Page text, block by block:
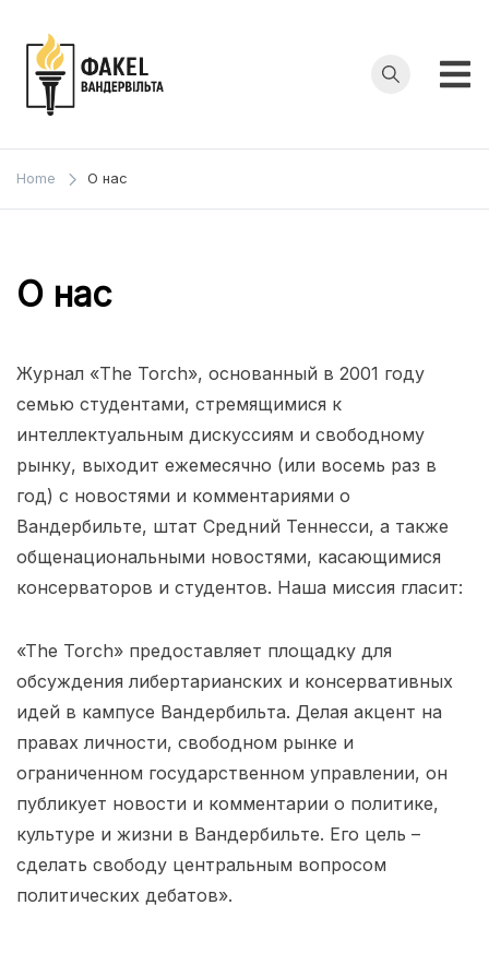
content
Факел
Вандербильта
Home О нас
О нас
Журнал «The Torch», основанный в 2001 году
семью студентами, стремящимися к
интеллектуальным дискуссиям и свободному
рынку, выходит ежемесячно (или восемь раз в
год) с новостями и комментариями о
Вандербильте, штат Средний Теннесси, а также
общенациональными новостями, касающимися
консерваторов и студентов. Наша миссия гласит:
«The Torch» предоставляет площадку для
обсуждения либертарианских и консервативных
идей в кампусе Вандербильта. Делая акцент на
правах личности, свободном рынке и
ограниченном государственном управлении, он
публикует новости и комментарии о политике,
культуре и жизни в Вандербильте. Его цель –
сделать свободу центральным вопросом
политических дебатов».